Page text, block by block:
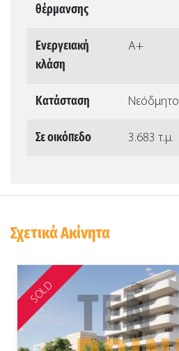
θέρμανσης
Ενεργειακή
κλάση
Α+
Κατάσταση Νεόδμητο
Σε οικόπεδο 3.683 τ.μ.
Σχετικά Ακίνητα
SOLD